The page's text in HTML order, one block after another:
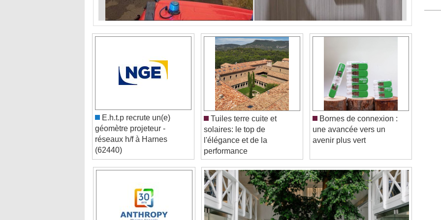
géomètre projeteur -
réseaux h/f à Harnes
(62440)
Tuiles terre cuite et
solaires: le top de
l'élégance et de la
performance
Bornes de connexion :
une avancée vers un
avenir plus vert